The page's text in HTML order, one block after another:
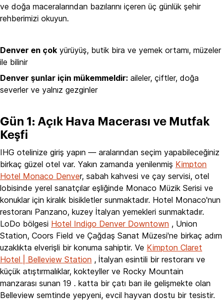
ve doğa maceralarından bazılarını içeren üç günlük şehir
rehberimizi okuyun.
Denver en çok yürüyüş, butik bira ve yemek ortamı, müzeler
ile bilinir
Denver şunlar için mükemmeldir: aileler, çiftler, doğa
severler ve yalnız gezginler
Gün 1: Açık Hava Macerası ve Mutfak
Keşfi
IHG otelinize giriş yapın — aralarından seçim yapabileceğiniz
birkaç güzel otel var. Yakın zamanda yenilenmiş Kimpton
Hotel Monaco Denver, sabah kahvesi ve çay servisi, otel
lobisinde yerel sanatçılar eşliğinde Monaco Müzik Serisi ve
konuklar için kiralık bisikletler sunmaktadır. Hotel Monaco'nun
restoranı Panzano, kuzey İtalyan yemekleri sunmaktadır.
LoDo bölgesi Hotel Indigo Denver Downtown , Union
Station, Coors Field ve Çağdaş Sanat Müzesi'ne birkaç adım
uzaklıkta elverişli bir konuma sahiptir. Ve Kimpton Claret
Hotel | Belleview Station , İtalyan esintili bir restoranı ve
küçük atıştırmalıklar, kokteyller ve Rocky Mountain
manzarası sunan 19 . katta bir çatı barı ile gelişmekte olan
Belleview semtinde yepyeni, evcil hayvan dostu bir tesistir.